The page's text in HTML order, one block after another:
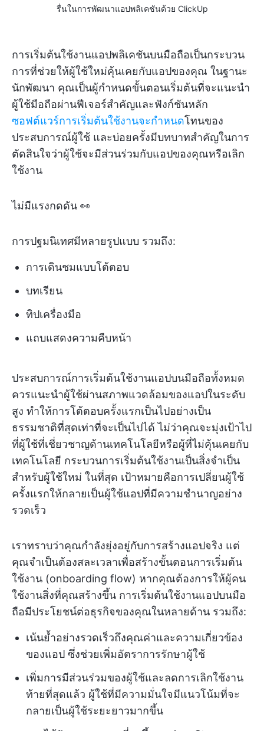
รื่นในการพัฒนาแอปพลิเคชันด้วย ClickUp
การเริ่มต้นใช้งานแอปพลิเคชันบนมือถือเป็นกระบวน
การที่ช่วยให้ผู้ใช้ใหม่คุ้นเคยกับแอปของคุณ ในฐานะ
นักพัฒนา คุณเป็นผู้กำหนดขั้นตอนเริ่มต้นที่จะแนะนำ
ผู้ใช้มือถือผ่านฟีเจอร์สำคัญและฟังก์ชันหลัก
ซอฟต์แวร์การเริ่มต้นใช้งานจะกำหนดโทนของ
ประสบการณ์ผู้ใช้ และบ่อยครั้งมีบทบาทสำคัญในการ
ตัดสินใจว่าผู้ใช้จะมีส่วนร่วมกับแอปของคุณหรือเลิก
ใช้งาน
ไม่มีแรงกดดัน 👀
การปฐมนิเทศมีหลายรูปแบบ รวมถึง:
การเดินชมแบบโต้ตอบ
บทเรียน
ทิปเครื่องมือ
แถบแสดงความคืบหน้า
ประสบการณ์การเริ่มต้นใช้งานแอปบนมือถือทั้งหมด
ควรแนะนำผู้ใช้ผ่านสภาพแวดล้อมของแอปในระดับ
สูง ทำให้การโต้ตอบครั้งแรกเป็นไปอย่างเป็น
ธรรมชาติที่สุดเท่าที่จะเป็นไปได้ ไม่ว่าคุณจะมุ่งเป้าไป
ที่ผู้ใช้ที่เชี่ยวชาญด้านเทคโนโลยีหรือผู้ที่ไม่คุ้นเคยกับ
เทคโนโลยี กระบวนการเริ่มต้นใช้งานเป็นสิ่งจำเป็น
สำหรับผู้ใช้ใหม่ ในที่สุด เป้าหมายคือการเปลี่ยนผู้ใช้
ครั้งแรกให้กลายเป็นผู้ใช้แอปที่มีความชำนาญอย่าง
รวดเร็ว
เราทราบว่าคุณกำลังยุ่งอยู่กับการสร้างแอปจริง แต่
คุณจำเป็นต้องสละเวลาเพื่อสร้างขั้นตอนการเริ่มต้น
ใช้งาน (onboarding flow) หากคุณต้องการให้ผู้คน
ใช้งานสิ่งที่คุณสร้างขึ้น การเริ่มต้นใช้งานแอปบนมือ
ถือมีประโยชน์ต่อธุรกิจของคุณในหลายด้าน รวมถึง:
เน้นย้ำอย่างรวดเร็วถึงคุณค่าและความเกี่ยวข้อง
ของแอป ซึ่งช่วยเพิ่มอัตราการรักษาผู้ใช้
เพิ่มการมีส่วนร่วมของผู้ใช้และลดการเลิกใช้งาน
ท้ายที่สุดแล้ว ผู้ใช้ที่มีความมั่นใจมีแนวโน้มที่จะ
กลายเป็นผู้ใช้ระยะยาวมากขึ้น